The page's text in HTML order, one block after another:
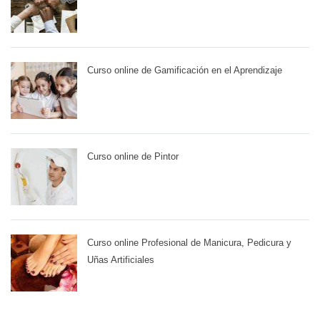
Curso online de Gamificación en el Aprendizaje
Curso online de Pintor
Curso online Profesional de Manicura, Pedicura y
Uñas Artificiales